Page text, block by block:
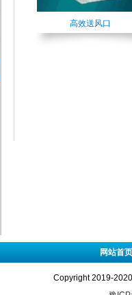
高效送风口
网站首页
Copyright 2019-